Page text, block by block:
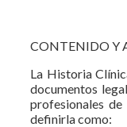
CONTENIDO Y
La Historia
documentos
profesionales
definirla como: